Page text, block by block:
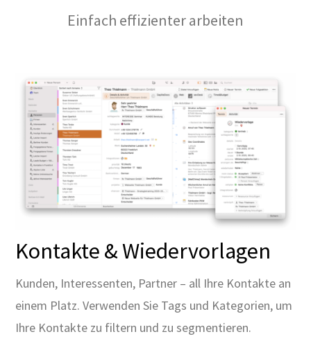
Einfach effizienter arbeiten
Kontakte & Wiedervorlagen
Kunden, Interessenten, Partner – all Ihre Kontakte an
einem Platz. Verwenden Sie Tags und Kategorien, um
Ihre Kontakte zu filtern und zu segmentieren.